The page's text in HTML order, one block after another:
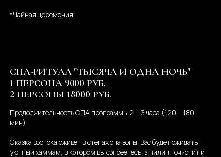
*Чайная церемония
СПА-РИТУАЛ "ТЫСЯЧА И ОДНА НОЧЬ"
1 ПЕРСОНА 9000 РУБ.
2 ПЕРСОНЫ 18000 РУБ.
Продолжительность СПА программы 2 – 3 часа (120 – 180
мин)
Сказка востока оживет в стенах спа зоны. Вас будет ожидать
уютный хаммам, в котором вы согреетесь, а пилинг очистит и